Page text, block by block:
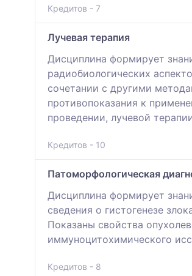
Кредитов - 7
Лучевая терапия
Дисциплина формирует
радиобиологических
сочетании с другими
противопоказания к
проведении, лучевой
Кредитов - 10
Патоморфологическая
Дисциплина формирует
сведения о гистогенезе
Показаны свойства
иммуноцитохимического
Кредитов - 8